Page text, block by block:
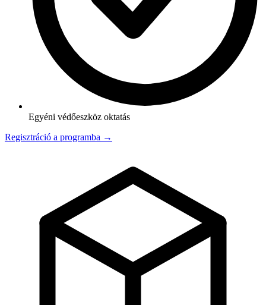
Egyéni védőeszköz oktatás
Regisztráció a programba →